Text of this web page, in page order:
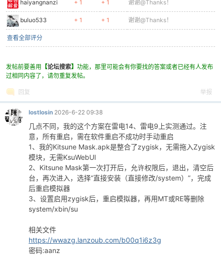
haiyangnanzi + 1 + 1 谢谢@Thanks！
buluo533 + 1 + 1 谢谢@Thanks！
查看全部评分
发帖前要善用 【论坛搜索】 功能，那里可能会有你要找的答案或者已经有人发布
过相同内容了，请勿重复发帖。
回复 举报
lostlosin 2026-6-22 09:38
几点不同，我的这个方案在雷电14、雷电9上实测通过。注
意，所有重启，需在软件重启不成功时手动重启
1、我的Kitsune Mask.apk是整合了zygisk，无需拖入Zygisk
模块，无需KsuWebUI
2、Kitsune Mask第一次打开后，允许权限后，退出，清空后
台，再次进入，选择“直接安装（直接修改/system）”，完成
后重启模拟器
3、设置启用zygisk后，重启模拟器，再用MT或RE等删除
system/xbin/su
相关文件
https://wwazg.lanzoub.com/b00q1i6z3g
密码:aanz